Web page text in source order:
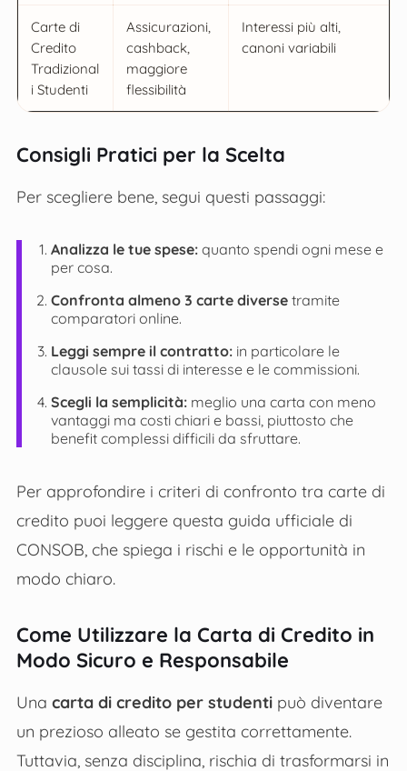
Carte di
Credito
Tradizional
i Studenti
Assicurazioni,
cashback,
maggiore
flessibilità
Interessi più alti,
canoni variabili
Consigli Pratici per la Scelta
Per scegliere bene, segui questi passaggi:
Analizza le tue spese:quanto spendi ogni mese e
per cosa.
Confronta almeno 3 carte diversetramite
comparatori online.
Leggi sempre il contratto:in particolare le
clausole sui tassi di interesse e le commissioni.
Scegli la semplicità:meglio una carta con meno
vantaggi ma costi chiari e bassi, piuttosto che
benefit complessi difficili da sfruttare.
Per approfondire i criteri di confronto tra carte di
credito puoi leggere questa guida ufficiale di
CONSOB, che spiega i rischi e le opportunità in
modo chiaro.
Come Utilizzare la Carta di Credito in
Modo Sicuro e Responsabile
Una carta di credito per studentipuò diventare
un prezioso alleato se gestita correttamente.
Tuttavia, senza disciplina, rischia di trasformarsi in